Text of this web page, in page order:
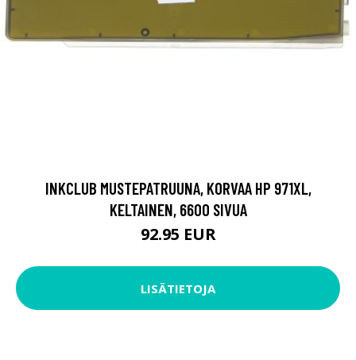
INKCLUB MUSTEPATRUUNA, KORVAA HP 971XL,
KELTAINEN, 6600 SIVUA
92.95 EUR
LISÄTIETOJA